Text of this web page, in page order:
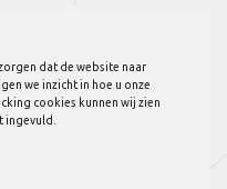
dat de website naar
we inzicht in hoe u onze
cookies kunnen wij zien
ingevuld.